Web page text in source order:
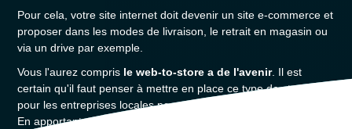
Pour cela, votre site internet doit devenir un site e-commerce et
proposer dans les modes de livraison, le retrait en magasin ou
via un drive par exemple.
Vous l'aurez compris le web-to-store a de l'avenir. Il est
certain qu'il faut penser à mettre en place ce type de stratégie
pour les entreprises locales pour toucher les clients à proximité.
En apportant un service digital et physique, vous pourrez